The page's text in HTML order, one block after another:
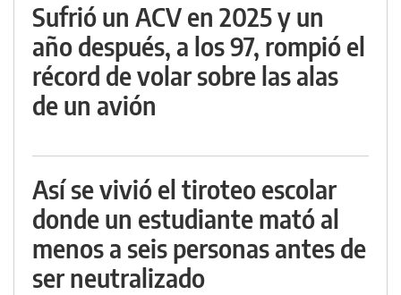
Sufrió un ACV en 2025 y un
año después, a los 97, rompió el
récord de volar sobre las alas
de un avión
Así se vivió el tiroteo escolar
donde un estudiante mató al
menos a seis personas antes de
ser neutralizado